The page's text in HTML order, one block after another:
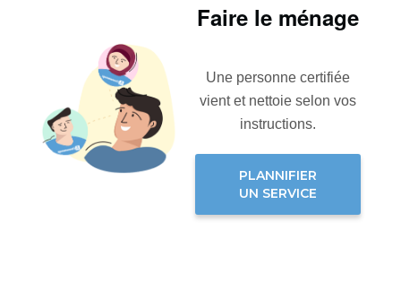
Faire le ménage
Une personne certifiée
vient et nettoie selon vos
instructions.
PLANNIFIER
UN SERVICE